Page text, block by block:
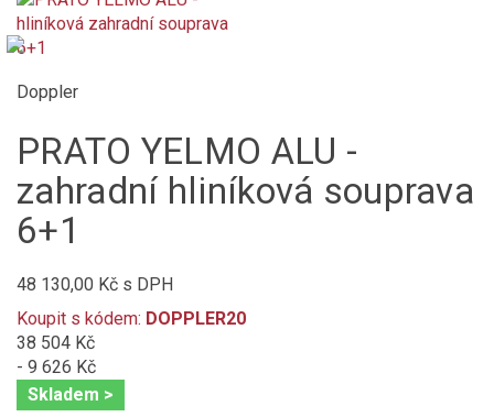
Doppler
PRATO YELMO ALU -
zahradní hliníková souprava
6+1
48 130,00 Kč s DPH
Koupit s kódem: DOPPLER20
38 504 Kč
- 9 626 Kč
Skladem >